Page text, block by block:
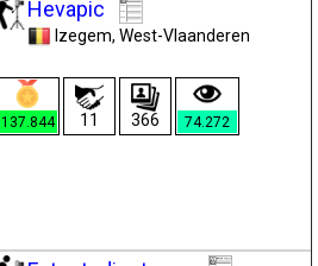
Hevapic
Izegem, West-Vlaanderen
137.844 11 366 74.272